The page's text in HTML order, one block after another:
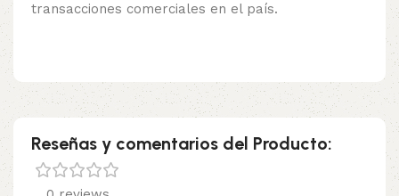
transacciones comerciales en el país.
Reseñas y comentarios del Producto: